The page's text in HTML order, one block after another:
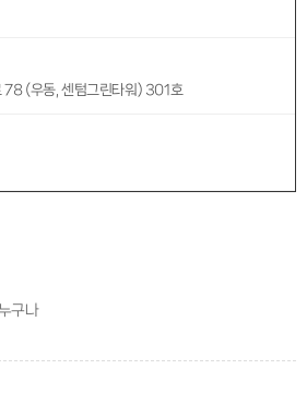
78 (우동, 센텀그린타워) 301호
구나